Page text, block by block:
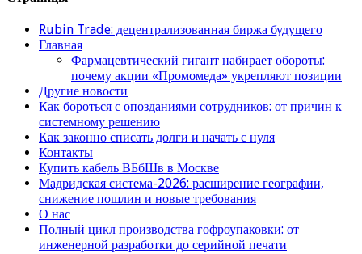
Rubin Trade: децентрализованная биржа будущего
Главная
Фармацевтический гигант набирает обороты:
почему акции «Промомеда» укрепляют позиции
Другие новости
Как бороться с опозданиями сотрудников: от причин к
системному решению
Как законно списать долги и начать с нуля
Контакты
Купить кабель ВБбШв в Москве
Мадридская система-2026: расширение географии,
снижение пошлин и новые требования
О нас
Полный цикл производства гофроупаковки: от
инженерной разработки до серийной печати